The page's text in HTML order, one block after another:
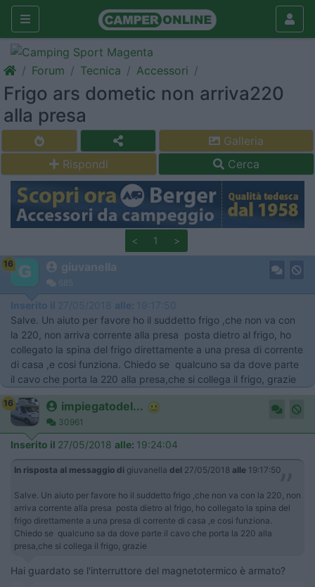
Forum Tecnica Accessori
Frigo ars dometic non arriva220
alla presa
Galleria
Rispondi
Cerca
< 1 >
16 giuvanella
685
Inserito il 27/05/2018 alle: 19:17:50
Salve. Un aiuto per favore ho il suddetto frigo ,che non va con
la 220, non arriva corrente alla presa posta dietro al frigo, ho
collegato la spina del frigo direttamente a una presa di corrente
di casa ,e cosi funziona. Chiedo se qualcuno sa da dove parte
il cavo che porta la 220 alla presa,che si collega il frigo, grazie
16 impiegatodel...
30961
Inserito il 27/05/2018 alle: 19:24:04
In risposta al messaggio di giuvanella del 27/05/2018 alle 19:17:50
Salve. Un aiuto per favore ho il suddetto frigo ,che non va con la 220, non
arriva corrente alla presa posta dietro al frigo, ho collegato la spina del
frigo direttamente a una presa di corrente di casa ,e cosi funziona.
Chiedo se qualcuno sa da dove parte il cavo che porta la 220 alla
presa,che si collega il frigo, grazie
Hai guardato se l'interruttore del magnetotermico è armato?